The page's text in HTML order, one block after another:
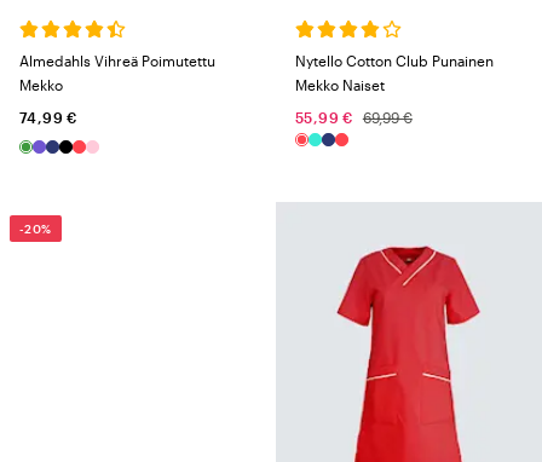
Almedahls Vihreä Poimutettu
Mekko
74,99 €
Nytello Cotton Club Punainen
Mekko Naiset
55,99 €
69,99 €
-20%